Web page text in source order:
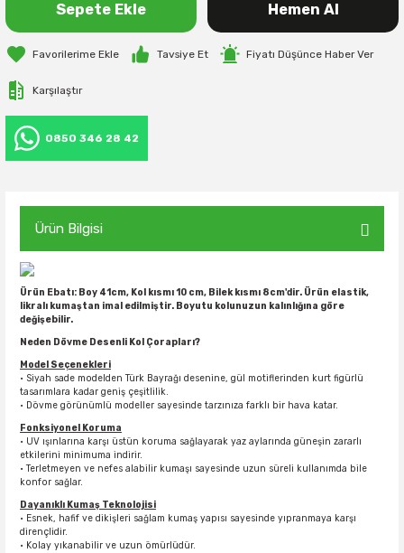
Sepete Ekle Hemen Al
Tavsiye Et Fiyatı Düşünce Haber Ver
Karşılaştır
0850 346 28 42
Ürün Bilgisi
Ürün Ebatı: Boy 41cm, Kol kısmı 10 cm, Bilek kısmı 8cm'dir. Ürün elastik,
likralı kumaştan imal edilmiştir. Boyutu kolunuzun kalınlığına göre
değişebilir.
Neden Dövme Desenli Kol Çorapları?
Model Seçenekleri
• Siyah sade modelden Türk Bayrağı desenine, gül motiflerinden kurt figürlü
tasarımlara kadar geniş çeşitlilik.
• Dövme görünümlü modeller sayesinde tarzınıza farklı bir hava katar.
Fonksiyonel Koruma
• UV ışınlarına karşı üstün koruma sağlayarak yaz aylarında güneşin zararlı
etkilerini minimuma indirir.
• Terletmeyen ve nefes alabilir kumaşı sayesinde uzun süreli kullanımda bile
konfor sağlar.
Dayanıklı Kumaş Teknolojisi
• Esnek, hafif ve dikişleri sağlam kumaş yapısı sayesinde yıpranmaya karşı
dirençlidir.
• Kolay yıkanabilir ve uzun ömürlüdür.